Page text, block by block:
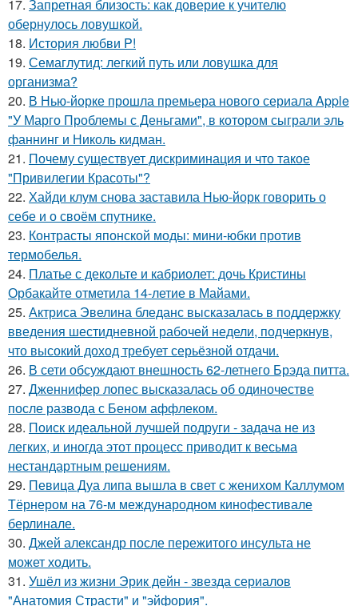
17. Запретная близость: как доверие к учителю
обернулось ловушкой.
18. История любви P!
19. Семаглутид: легкий путь или ловушка для
организма?
20. В Нью-йорке прошла премьера нового сериала Apple
"У Марго Проблемы с Деньгами", в котором сыграли эль
фаннинг и Николь кидман.
21. Почему существует дискриминация и что такое
"Привилегии Красоты"?
22. Хайди клум снова заставила Нью-йорк говорить о
себе и о своём спутнике.
23. Контрасты японской моды: мини-юбки против
термобелья.
24. Платье с декольте и кабриолет: дочь Кристины
Орбакайте отметила 14-летие в Майами.
25. Актриса Эвелина бледанс высказалась в поддержку
введения шестидневной рабочей недели, подчеркнув,
что высокий доход требует серьёзной отдачи.
26. В сети обсуждают внешность 62-летнего Брэда питта.
27. Дженнифер лопес высказалась об одиночестве
после развода с Беном аффлеком.
28. Поиск идеальной лучшей подруги - задача не из
легких, и иногда этот процесс приводит к весьма
нестандартным решениям.
29. Певица Дуа липа вышла в свет с женихом Каллумом
Тёрнером на 76-м международном кинофестивале
берлинале.
30. Джей александр после пережитого инсульта не
может ходить.
31. Ушёл из жизни Эрик дейн - звезда сериалов
"Анатомия Страсти" и "эйфория".